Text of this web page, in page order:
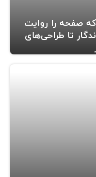
صفحه را روایت
تا طراحی‌های